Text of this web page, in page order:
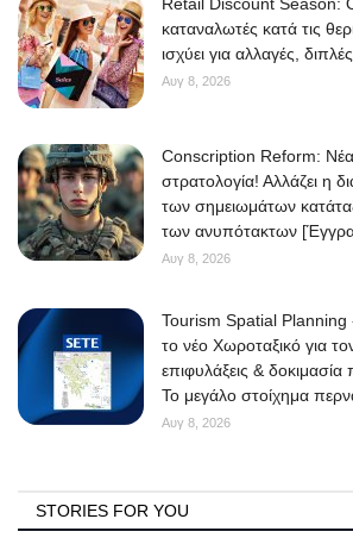
καταναλωτές κατά τις
ισχύει για αλλαγές,
Αυγ 8, 2026
Conscription Reform:
στρατολογία! Αλλάζει η
των σημειωμάτων
των ανυπότακτων
Αυγ 8, 2026
Tourism Spatial Planning
το νέο Χωροταξικό για
επιφυλάξεις &
Το μεγάλο στοίχημα
Αυγ 8, 2026
STORIES FOR YOU